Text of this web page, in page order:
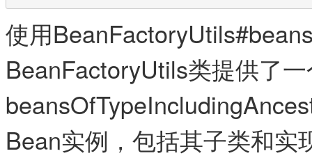
使用
BeanFactoryUtils类提供了
Bean实例，包括其子类和实